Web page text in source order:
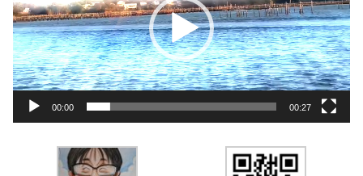
レ
ー
ヤ
ー
00:00 00:27